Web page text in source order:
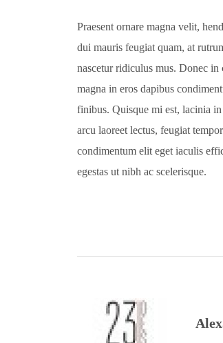
Praesent ornare magna velit,
dui mauris feugiat quam, at
nascetur ridiculus mus. Donec in
magna in eros dapibus
finibus. Quisque mi est, lacinia
arcu laoreet lectus, feugiat
condimentum elit eget iaculis
egestas ut nibh ac scelerisque.